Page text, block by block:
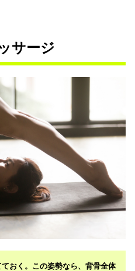
サージ
おく。この姿勢なら、背骨全体